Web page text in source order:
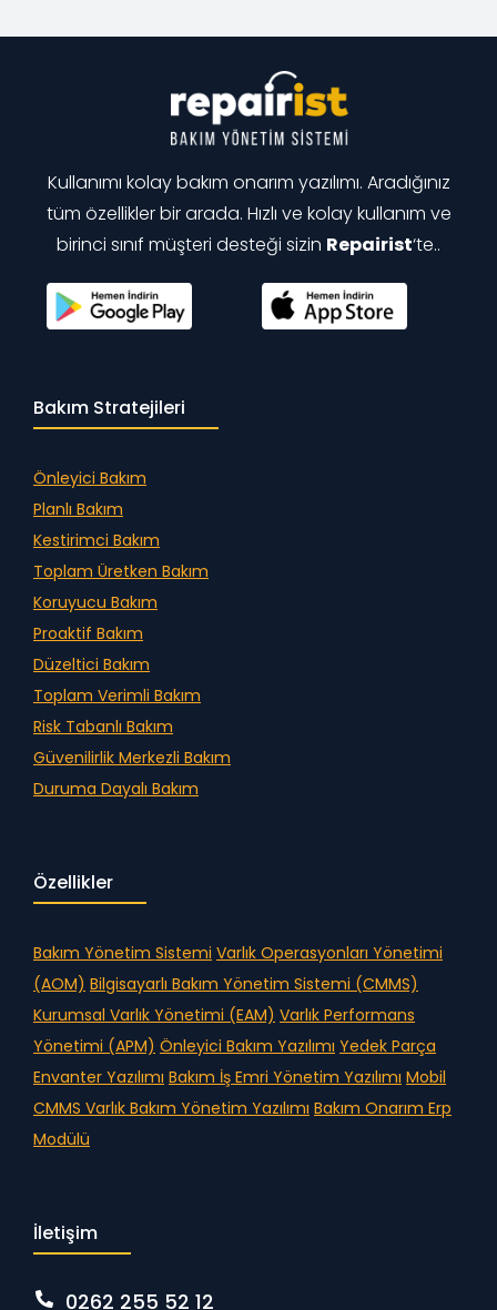
Kullanımı kolay bakım onarım yazılımı. Aradığınız
tüm özellikler bir arada. Hızlı ve kolay kullanım ve
birinci sınıf müşteri desteği sizin Repairist‘te..
Bakım Stratejileri
Önleyici Bakım
Planlı Bakım
Kestirimci Bakım
Toplam Üretken Bakım
Koruyucu Bakım
Proaktif Bakım
Düzeltici Bakım
Toplam Verimli Bakım
Risk Tabanlı Bakım
Güvenilirlik Merkezli Bakım
Duruma Dayalı Bakım
Özellikler
Bakım Yönetim Sistemi Varlık Operasyonları Yönetimi
(AOM) Bilgisayarlı Bakım Yönetim Sistemi (CMMS)
Kurumsal Varlık Yönetimi (EAM) Varlık Performans
Yönetimi (APM) Önleyici Bakım Yazılımı Yedek Parça
Envanter Yazılımı Bakım İş Emri Yönetim Yazılımı Mobil
CMMS Varlık Bakım Yönetim Yazılımı Bakım Onarım Erp
Modülü
İletişim
0262 255 52 12